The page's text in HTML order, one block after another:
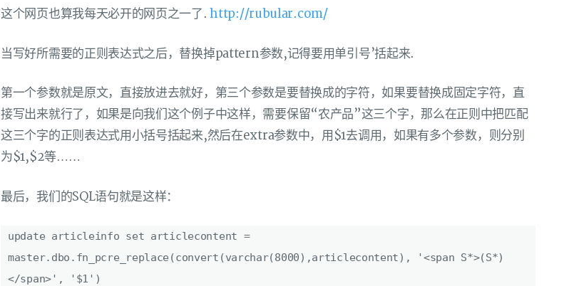
这个网页也算我每天必开的网页之一了.http://rubular.com/
当写好所需要的正则表达式之后，替换掉pattern参数,记得要用单引号’括起来.
第一个参数就是原文，直接放进去就好，第三个参数是要替换成的字符，如果要替换成固定字符，直
接写出来就行了，如果是向我们这个例子中这样，需要保留“农产品”这三个字，那么在正则中把匹配
这三个字的正则表达式用小括号括起来,然后在extra参数中，用$1去调用，如果有多个参数，则分别
为$1,$2等……
最后，我们的SQL语句就是这样：
update articleinfo set articlecontent =
master.dbo.fn_pcre_replace(convert(varchar(8000),articlecontent), '<span S*>(S*)
</span>', '$1')